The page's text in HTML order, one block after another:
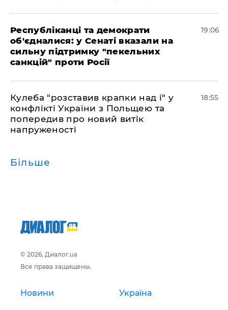
Республіканці та демократи
об'єдналися: у Сенаті вказали на
сильну підтримку "пекельних
санкцій" проти Росії
19:06
Кулеба "розставив крапки над і" у
конфлікті України з Польщею та
попередив про новий витік
напруженості
18:55
Більше
© 2026, Диалог.ua
Все права защищены.
Новини Україна